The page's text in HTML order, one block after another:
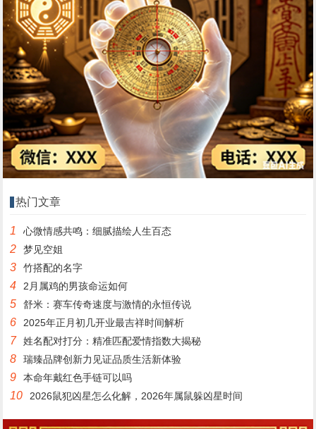
热门文章
1 心微情感共鸣：细腻描绘人生百态
2 梦见空姐
3 竹搭配的名字
4 2月属鸡的男孩命运如何
5 舒米：赛车传奇速度与激情的永恒传说
6 2025年正月初几开业最吉祥时间解析
7 姓名配对打分：精准匹配爱情指数大揭秘
8 瑞臻品牌创新力见证品质生活新体验
9 本命年戴红色手链可以吗
10 2026鼠犯凶星怎么化解，2026年属鼠躲凶星时间